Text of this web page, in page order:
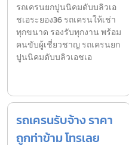
รถเครนยกปูนนิคมดับบลิวเอ
ชเอระยอง36 รถเครนให้เช่า
ทุกขนาด รองรับทุกงาน พร้อม
คนขับผู้เชี่ยวชาญ รถเครนยก
ปูนนิคมดับบลิวเอชเอ
รถเครนรับจ้าง ราคา
ถูกท่าข้าม โทรเลย